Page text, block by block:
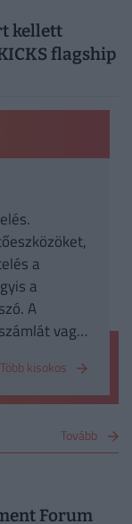
kellett
flagship
a
a
A
vagy
Több kisokos
Tovább
Forum